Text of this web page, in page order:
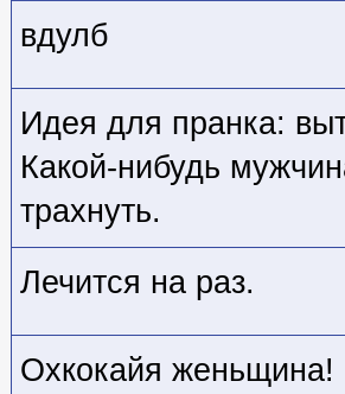
вдулб
Идея для пранка:
Какой-нибудь
трахнуть.
Лечится на раз.
Охкокайя женьщина!